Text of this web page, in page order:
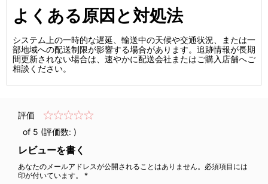
よくある原因と対処法
システム上の一時的な遅延、輸送中の天候や交通状況、または一
部地域への配送制限が影響する場合があります。追跡情報が長期
間更新されない場合は、速やかに配送会社またはご購入店舗へご
相談ください。
評価
of 5 (評価数: )
レビューを書く
あなたのメールアドレスが公開されることはありません。必須項目には
印が付いています。 *